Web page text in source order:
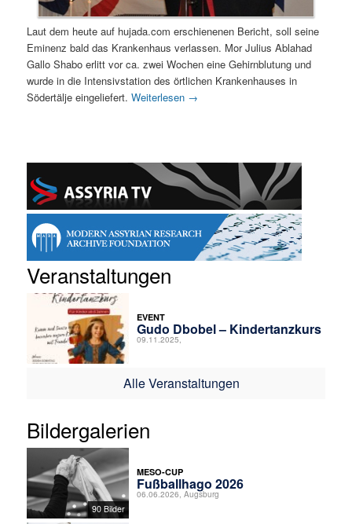
Laut dem heute auf hujada.com erschienenen Bericht, soll seine
Eminenz bald das Krankenhaus verlassen. Mor Julius Ablahad
Gallo Shabo erlitt vor ca. zwei Wochen eine Gehirnblutung und
wurde in die Intensivstation des örtlichen Krankenhauses in
Södertälje eingeliefert.Weiterlesen →
Veranstaltungen
EVENT
Gudo Dbobel – Kindertanzkurs
09.11.2025,
Alle Veranstaltungen
Bildergalerien
90 Bilder
MESO-CUP
Fußballhago 2026
06.06.2026, Augsburg